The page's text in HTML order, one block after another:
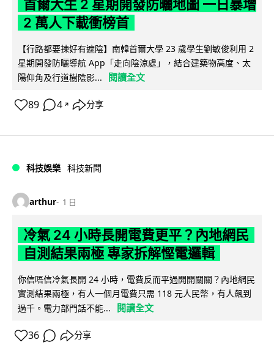
首爾大生 2 星期開發防曬地圖 一日暴增
2 萬人下載衝榜首
【行路都要揀好有遮陰】南韓首爾大學 23 歲學生劉敏俊利用 2
星期開發防曬導航 App「走向陰涼處」，結合建築物高度、太
陽仰角及行道樹陰影...
閱讀全文
89 4 ↗ 分享
科技娛樂 科技新聞
arthur 1 日
冷氣 24 小時長開電費更平？內地網民
自測結果兩極 專家拆解慳電邏輯
你信唔信冷氣長開 24 小時，電費反而平過開開關關？內地網民
實測結果兩極，有人一個月電費只需 118 元人民幣，有人飆到
過千。電力部門話不能...
閱讀全文
36 分享